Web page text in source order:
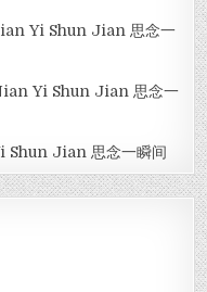
Yi Shun Jian 思念一
Yi Shun Jian 思念一
Shun Jian 思念一瞬间